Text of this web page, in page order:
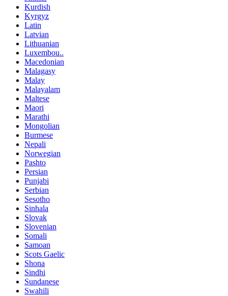
Kurdish
Kyrgyz
Latin
Latvian
Lithuanian
Luxembou..
Macedonian
Malagasy
Malay
Malayalam
Maltese
Maori
Marathi
Mongolian
Burmese
Nepali
Norwegian
Pashto
Persian
Punjabi
Serbian
Sesotho
Sinhala
Slovak
Slovenian
Somali
Samoan
Scots Gaelic
Shona
Sindhi
Sundanese
Swahili